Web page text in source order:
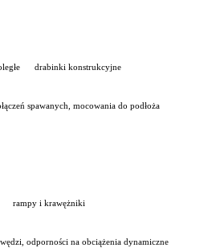
drabinki konstrukcyjne
spawanych, mocowania do podłoża
rampy i krawężniki
odporności na obciążenia dynamiczne